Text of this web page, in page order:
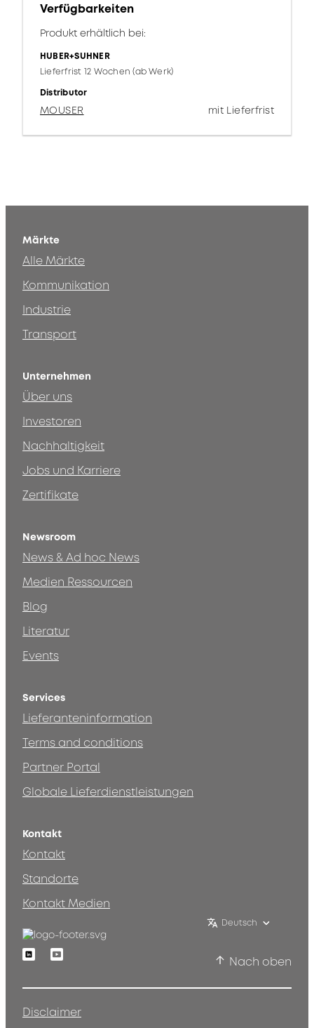
Verfügbarkeiten
Produkt erhältlich bei:
HUBER+SUHNER
Lieferfrist 12 Wochen (ab Werk)
Distributor
MOUSER mit Lieferfrist
Märkte
Alle Märkte
Kommunikation
Industrie
Transport
Unternehmen
Über uns
Investoren
Nachhaltigkeit
Jobs und Karriere
Zertifikate
Newsroom
News & Ad hoc News
Medien Ressourcen
Blog
Literatur
Events
Services
Lieferanteninformation
Terms and conditions
Partner Portal
Globale Lieferdienstleistungen
Kontakt
Kontakt
Standorte
Kontakt Medien
Deutsch
LinkedinYoutube
Nach oben
Disclaimer